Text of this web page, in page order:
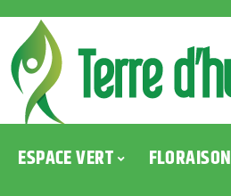
ESPACE VERT FLORAISON